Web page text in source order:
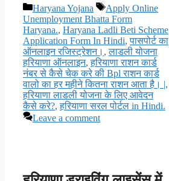
Categories
Haryana Yojana Tags
Apply Online
Unemployment Bhatta Form
Haryana., Haryana Ladli Beti Scheme
Application Form In Hindi,पासपोर्ट का
ऑनलाइन रजिस्ट्रेशन। ,लाडली योजना
हरियाणा ऑनलाइन,हरियाणा राशन कार्ड
नंबर से कैसे चेक करे की Bpl राशन कार्ड
वालो का हर महीने कितना राशन आता है। |,
हरियाणा लाडली योजना के लिए आवेदन
कैसे करे?,हरियाणा सरल पोर्टल in Hindi.
Leave a comment